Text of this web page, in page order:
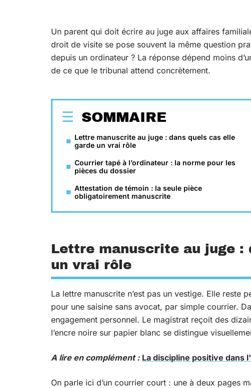
Un parent qui doit écrire au juge aux affaires
droit de visite se pose souvent la même question
depuis un ordinateur ? La réponse dépend moins
de ce que le tribunal attend concrètement.
SOMMAIRE
Lettre manuscrite au juge : dans quels cas elle
garde un vrai rôle
Courrier tapé à l’ordinateur : la norme pour les
pièces du dossier
Attestation de témoin : la seule pièce
obligatoirement manuscrite
Lettre manuscrite au juge :
un vrai rôle
La lettre manuscrite n’est pas un vestige. Elle reste
pour une saisine sans avocat, par simple courrier.
engagement personnel. Le magistrat reçoit des
l’encre noire sur papier blanc se distingue
A lire en complément : La discipline positive dans
On parle ici d’un courrier court : une à deux pages